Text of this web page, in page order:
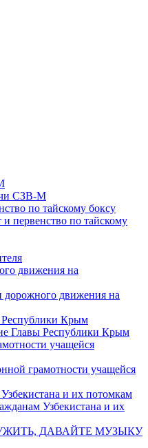
СЗВ-М
первенство по тайскому
дорожного движения на
Главы Республики Крым
грамотности учащейся
Узбекистана и их